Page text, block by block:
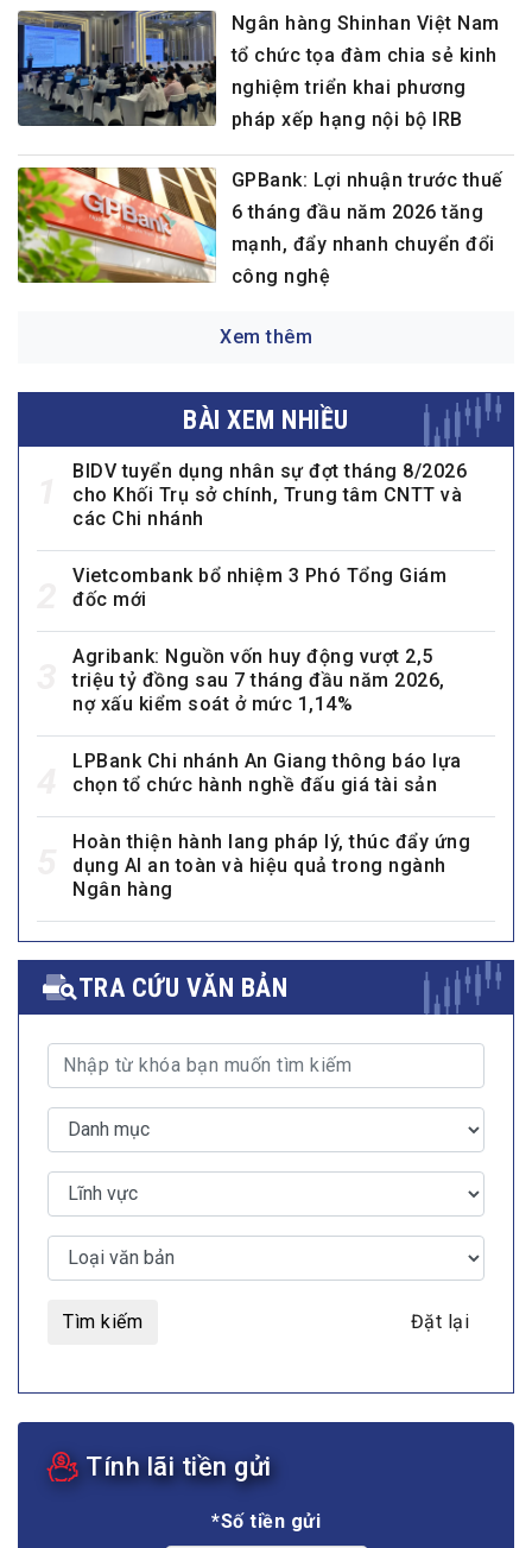
Ngân hàng Shinhan Việt Nam
tổ chức tọa đàm chia sẻ kinh
nghiệm triển khai phương
pháp xếp hạng nội bộ IRB
GPBank: Lợi nhuận trước thuế
6 tháng đầu năm 2026 tăng
mạnh, đẩy nhanh chuyển đổi
công nghệ
Xem thêm
BÀI XEM NHIỀU
BIDV tuyển dụng nhân sự đợt tháng 8/2026
cho Khối Trụ sở chính, Trung tâm CNTT và
các Chi nhánh
Vietcombank bổ nhiệm 3 Phó Tổng Giám
đốc mới
Agribank: Nguồn vốn huy động vượt 2,5
triệu tỷ đồng sau 7 tháng đầu năm 2026,
nợ xấu kiểm soát ở mức 1,14%
LPBank Chi nhánh An Giang thông báo lựa
chọn tổ chức hành nghề đấu giá tài sản
Hoàn thiện hành lang pháp lý, thúc đẩy ứng
dụng AI an toàn và hiệu quả trong ngành
Ngân hàng
TRA CỨU VĂN BẢN
Tìm kiếm Đặt lại
Tính lãi tiền gửi
*Số tiền gửi